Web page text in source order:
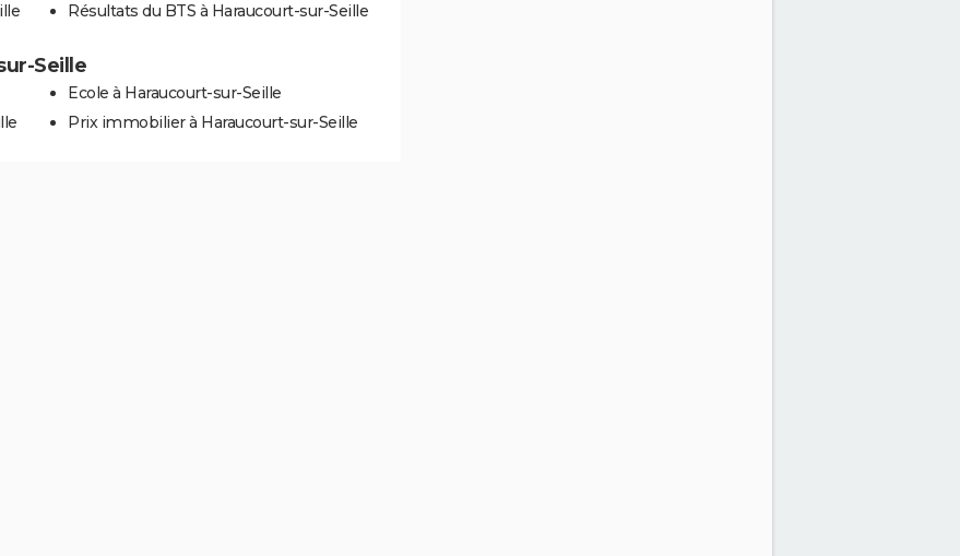
Résultats du BTS à Haraucourt-sur-Seille
Seille
Ecole à Haraucourt-sur-Seille
Prix immobilier à Haraucourt-sur-Seille